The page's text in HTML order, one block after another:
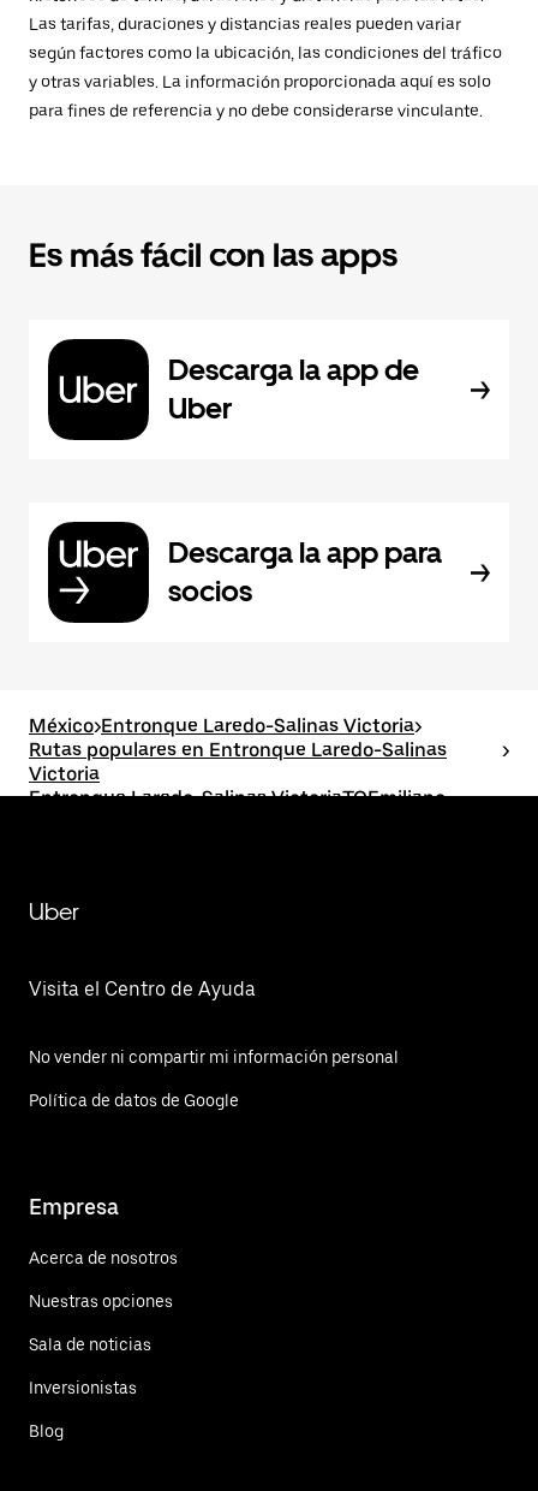
Las tarifas, duraciones y distancias reales pueden variar
según factores como la ubicación, las condiciones del tráfico
y otras variables. La información proporcionada aquí es solo
para fines de referencia y no debe considerarse vinculante.
Es más fácil con las apps
Descarga la app de
Uber
Descarga la app para
socios
México>Entronque Laredo-Salinas Victoria>
Rutas populares en Entronque Laredo-Salinas
Victoria
>
Entronque Laredo-Salinas VictoriaTOEmiliano
Uber
Visita el Centro de Ayuda
No vender ni compartir mi información personal
Política de datos de Google
Empresa
Acerca de nosotros
Nuestras opciones
Sala de noticias
Inversionistas
Blog